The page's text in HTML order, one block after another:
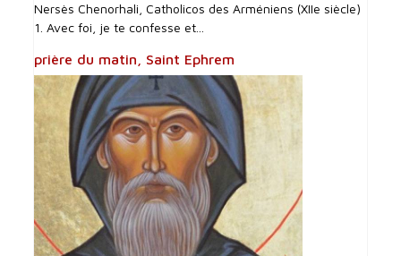
Nersès Chenorhali, Catholicos des Arméniens (XIIe siècle)
1. Avec foi, je te confesse et...
prière du matin, Saint Ephrem